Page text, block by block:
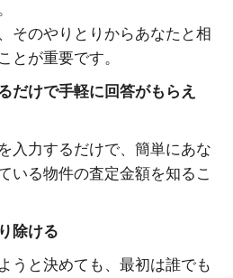
そのやりとりからあなたと相
とが重要です。
だけで手軽に回答がもらえ
入力するだけで、簡単にあな
いる物件の査定金額を知るこ
除ける
うと決めても、最初は誰でも